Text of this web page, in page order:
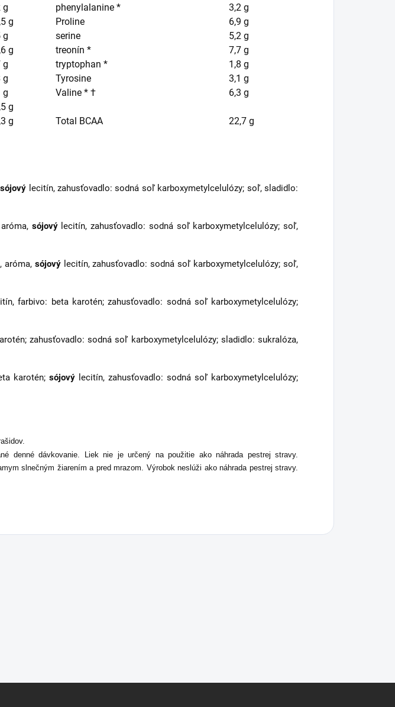
g phenylalanine *
3,2 g
g Proline
6,9 g
g serine
5,2 g
g treonín *
7,7 g
g tryptophan *
1,8 g
g Tyrosine
3,1 g
g Valine * †
6,3 g
g
g Total BCAA
22,7 g
sójový lecitín, zahusťovadlo: sodná soľ karboxymetylcelulózy; soľ, sladidlo:
sójovýlecitín, zahusťovadlo: sodná soľ karboxymetylcelulózy; soľ,
aróma,sójovýlecitín, zahusťovadlo: sodná soľ karboxymetylcelulózy; soľ,
farbivo: beta karotén; zahusťovadlo: sodná soľ karboxymetylcelulózy;
zahusťovadlo: sodná soľ karboxymetylcelulózy; sladidlo: sukralóza,
karotén; sójový lecitín, zahusťovadlo: sodná soľ karboxymetylcelulózy;
denné dávkovanie. Liek nie je určený na použitie ako náhrada pestrej stravy.
slnečným žiarením a pred mrazom. Výrobok neslúži ako náhrada pestrej stravy.